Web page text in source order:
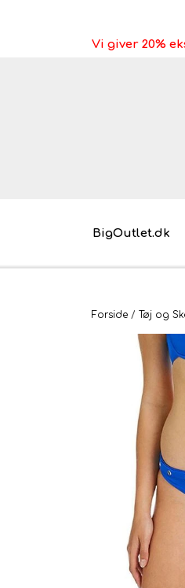
Vi giver 20%
BigOutlet.dk
Pakkeleg
Photo
Baby og
Forside Tøj og